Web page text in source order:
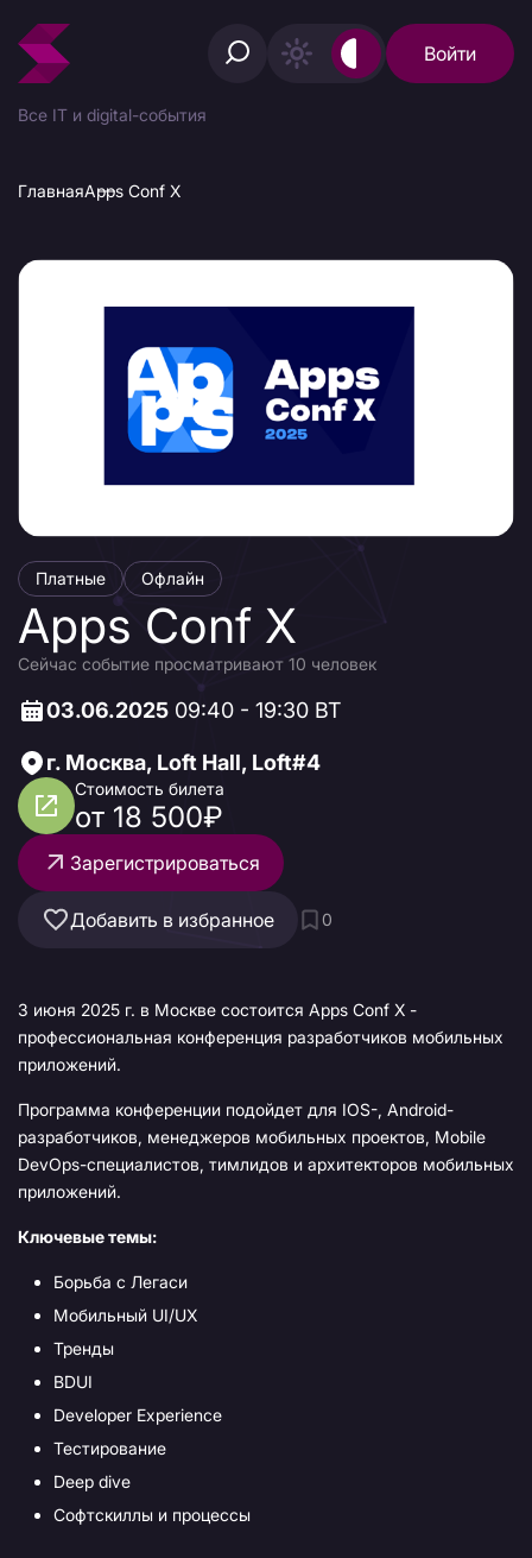
Войти
Все IT и digital-события
ГлавнаяApps Conf Х
Платные Офлайн
Apps Conf Х
Сейчас событие просматривают 10 человек
03.06.2025 09:40 - 19:30 ВТ
г. Москва, Loft Hall, Loft#4
Стоимость билета
от 18 500₽
Зарегистрироваться
Добавить в избранное 0
3 июня 2025 г. в Москве состоится Apps Conf Х -
профессиональная конференция разработчиков мобильных
приложений.
Программа конференции подойдет для IOS-, Android-
разработчиков, менеджеров мобильных проектов, Mobile
DevOps-специалистов, тимлидов и архитекторов мобильных
приложений.
Ключевые темы:
Борьба с Легаси
Мобильный UI/UX
Тренды
BDUI
Developer Experience
Тестирование
Deep dive
Софтскиллы и процессы